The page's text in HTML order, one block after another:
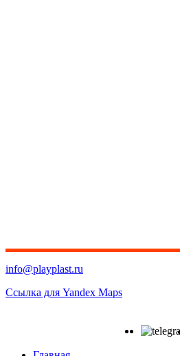
info@playplast.ru
Ссылка для Yandex Maps